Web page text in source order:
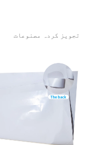
تجویز کردہ مصنوعات